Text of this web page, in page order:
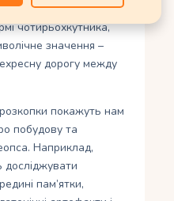
його влади. При
чотирьохкутника,
значення –
дорогу между
покажуть нам
побудову та
Наприклад,
пам’ятки,